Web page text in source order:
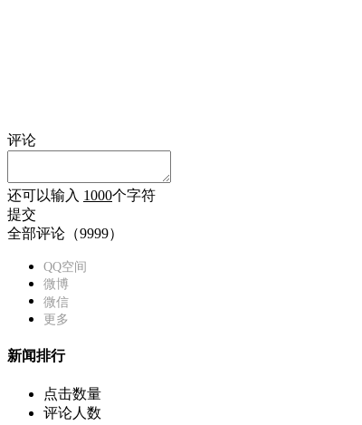
评论
还可以输入 1000个字符
提交
全部评论（9999）
QQ空间
微博
微信
更多
新闻排行
点击数量
评论人数